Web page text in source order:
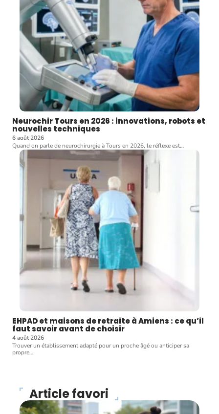
Neurochir Tours en 2026 : innovations, robots et
nouvelles techniques
6 août 2026
Quand on parle de neurochirurgie à Tours en 2026, le réflexe est…
EHPAD et maisons de retraite à Amiens : ce qu’il
faut savoir avant de choisir
4 août 2026
Trouver un établissement adapté pour un proche âgé ou anticiper sa
propre…
Article favori